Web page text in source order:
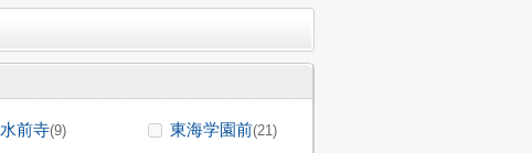
水前寺(9) 東海学園前(21)